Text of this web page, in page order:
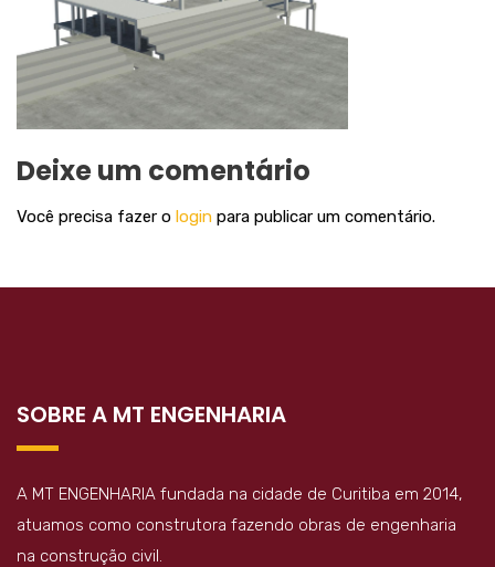
Deixe um comentário
Você precisa fazer o login para publicar um comentário.
SOBRE A MT ENGENHARIA
A MT ENGENHARIA fundada na cidade de Curitiba em 2014,
atuamos como construtora fazendo obras de engenharia
na construção civil.